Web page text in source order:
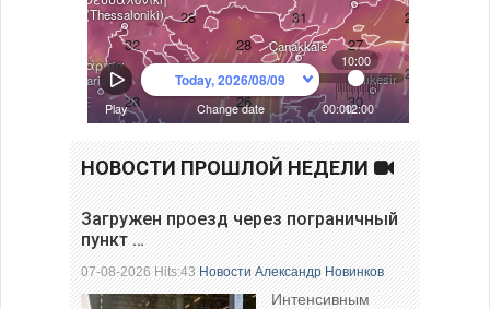
НОВОСТИ ПРОШЛОЙ НЕДЕЛИ
Загружен проезд через пограничный
пункт …
07-08-2026 Hits:43Новости Александр Новинков
Интенсивным